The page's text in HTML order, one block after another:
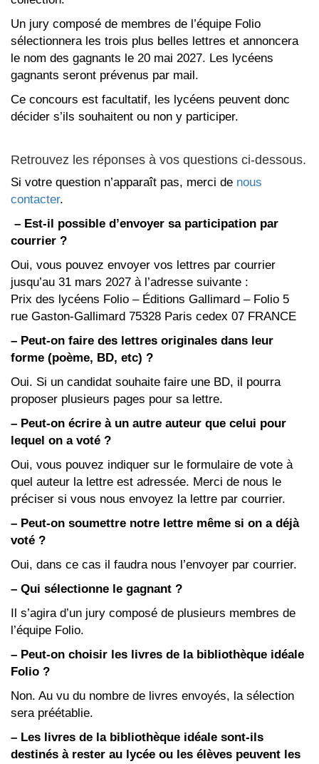
Un jury composé de membres de l’équipe Folio
sélectionnera les trois plus belles lettres et annoncera
le nom des gagnants le 20 mai 2027. Les lycéens
gagnants seront prévenus par mail.
Ce concours est facultatif, les lycéens peuvent donc
décider s’ils souhaitent ou non y participer.
Retrouvez les réponses à vos questions ci-dessous.
Si votre question n’apparaît pas, merci de nous
contacter.
– Est-il possible d’envoyer sa participation par
courrier ?
Oui, vous pouvez envoyer vos lettres par courrier
jusqu’au 31 mars 2027 à l’adresse suivante :
Prix des lycéens Folio – Éditions Gallimard – Folio 5
rue Gaston-Gallimard 75328 Paris cedex 07 FRANCE
– Peut-on faire des lettres originales dans leur
forme (poème, BD, etc) ?
Oui. Si un candidat souhaite faire une BD, il pourra
proposer plusieurs pages pour sa lettre.
– Peut-on écrire à un autre auteur que celui pour
lequel on a voté ?
Oui, vous pouvez indiquer sur le formulaire de vote à
quel auteur la lettre est adressée. Merci de nous le
préciser si vous nous envoyez la lettre par courrier.
– Peut-on soumettre notre lettre même si on a déjà
voté ?
Oui, dans ce cas il faudra nous l’envoyer par courrier.
– Qui sélectionne le gagnant ?
Il s’agira d’un jury composé de plusieurs membres de
l’équipe Folio.
– Peut-on choisir les livres de la bibliothèque idéale
Folio ?
Non. Au vu du nombre de livres envoyés, la sélection
sera préétablie.
– Les livres de la bibliothèque idéale sont-ils
destinés à rester au lycée ou les élèves peuvent les